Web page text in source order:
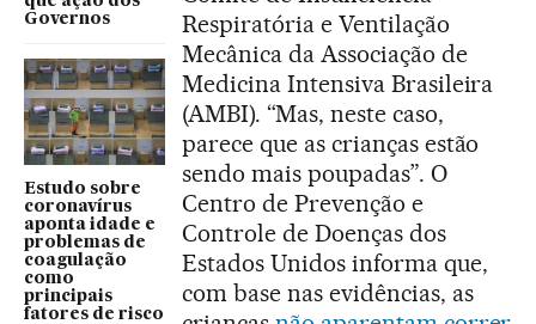
Governos
Estudo sobre
coronavírus
aponta idade e
problemas de
coagulação
como
principais
fatores de risco
Respiratória e Ventilação
Mecânica da Associação de
Medicina Intensiva Brasileira
(AMBI). “Mas, neste caso,
parece que as crianças estão
sendo mais poupadas”. O
Centro de Prevenção e
Controle de Doenças dos
Estados Unidos informa que,
com base nas evidências, as